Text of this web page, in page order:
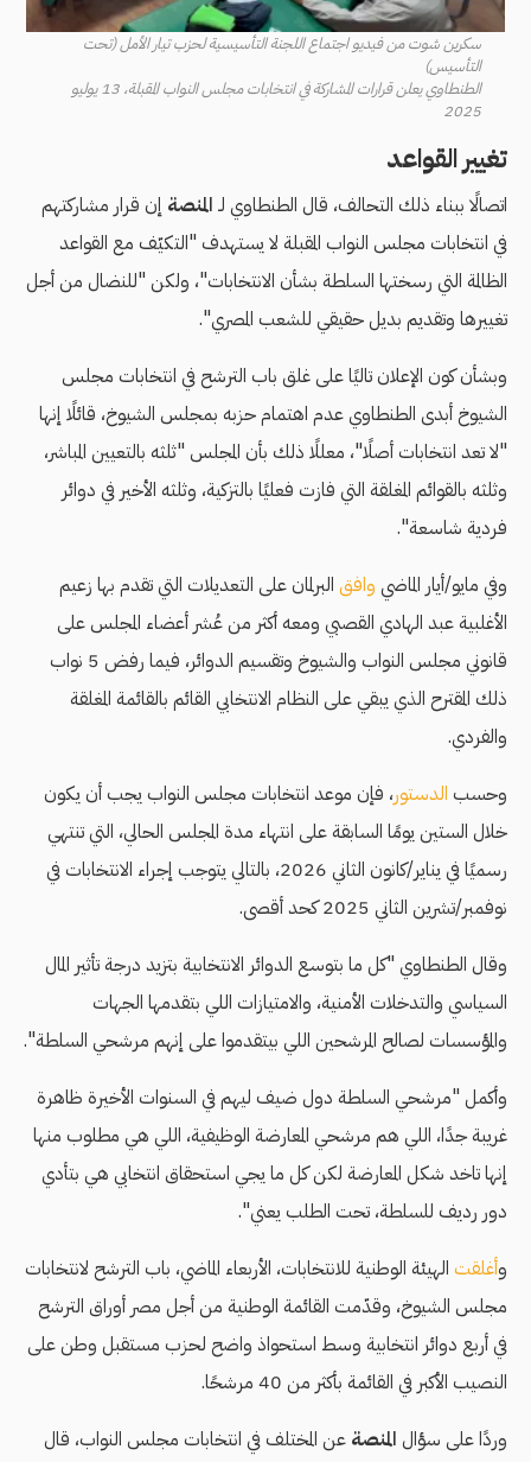
سكرين شوت من فيديو اجتماع اللجنة التأسيسية لحزب تيار الأمل (تحت
التأسيس)
الطنطاوي يعلن قرارات المشاركة في انتخابات مجلس النواب المقبلة، 13 يوليو
2025
تغيير القواعد
اتصالًا ببناء ذلك التحالف، قال الطنطاوي لـ المنصة إن قرار مشاركتهم
في انتخابات مجلس النواب المقبلة لا يستهدف "التكيّف مع القواعد
الظالمة التي رسختها السلطة بشأن الانتخابات"، ولكن "للنضال من أجل
تغييرها وتقديم بديل حقيقي للشعب المصري".
وبشأن كون الإعلان تاليًا على غلق باب الترشح في انتخابات مجلس
الشيوخ أبدى الطنطاوي عدم اهتمام حزبه بمجلس الشيوخ، قائلًا إنها
"لا تعد انتخابات أصلًا"، معللًا ذلك بأن المجلس "ثلثه بالتعيين المباشر،
وثلثه بالقوائم المغلقة التي فازت فعليًا بالتزكية، وثلثه الأخير في دوائر
فردية شاسعة".
وفي مايو/أيار الماضي وافق البرلمان على التعديلات التي تقدم بها زعيم
الأغلبية عبد الهادي القصبي ومعه أكثر من عُشر أعضاء المجلس على
قانوني مجلس النواب والشيوخ وتقسيم الدوائر، فيما رفض 5 نواب
ذلك المقترح الذي يبقي على النظام الانتخابي القائم بالقائمة المغلقة
والفردي.
وحسب الدستور، فإن موعد انتخابات مجلس النواب يجب أن يكون
خلال الستين يومًا السابقة على انتهاء مدة المجلس الحالي، التي تنتهي
رسميًا في يناير/كانون الثاني 2026، بالتالي يتوجب إجراء الانتخابات في
نوفمبر/تشرين الثاني 2025 كحد أقصى.
وقال الطنطاوي "كل ما بتوسع الدوائر الانتخابية بتزيد درجة تأثير المال
السياسي والتدخلات الأمنية، والامتيازات اللي بتقدمها الجهات
والمؤسسات لصالح المرشحين اللي بيتقدموا على إنهم مرشحي السلطة".
وأكمل "مرشحي السلطة دول ضيف ليهم في السنوات الأخيرة ظاهرة
غريبة جدًا، اللي هم مرشحي المعارضة الوظيفية، اللي هي مطلوب منها
إنها تاخد شكل المعارضة لكن كل ما يجي استحقاق انتخابي هي بتأدي
دور رديف للسلطة، تحت الطلب يعني".
وأغلقت الهيئة الوطنية للانتخابات، الأربعاء الماضي، باب الترشح لانتخابات
مجلس الشيوخ، وقدّمت القائمة الوطنية من أجل مصر أوراق الترشح
في أربع دوائر انتخابية وسط استحواذ واضح لحزب مستقبل وطن على
النصيب الأكبر في القائمة بأكثر من 40 مرشحًا.
وردًا على سؤال المنصة عن المختلف في انتخابات مجلس النواب، قال